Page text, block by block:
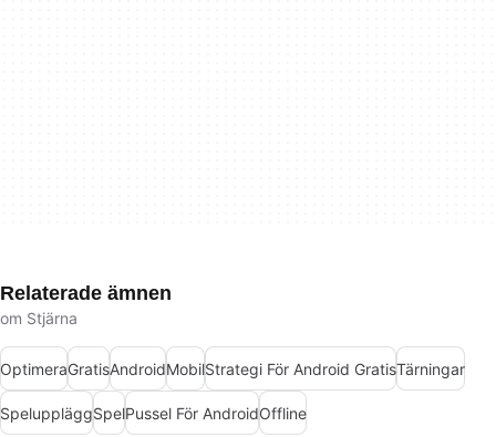
Relaterade ämnen
om Stjärna
OptimeraGratisAndroidMobilStrategi För Android GratisTärningar
SpeluppläggSpelPussel För AndroidOffline